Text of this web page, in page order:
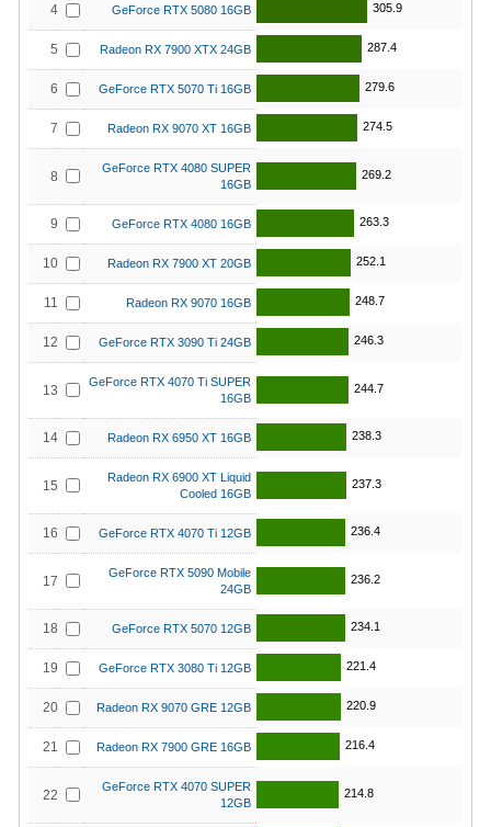
4 GeForce RTX 5080 16GB 305.9
5 Radeon RX 7900 XTX 24GB 287.4
6 GeForce RTX 5070 Ti 16GB 279.6
7 Radeon RX 9070 XT 16GB 274.5
8
GeForce RTX 4080 SUPER
16GB
269.2
9 GeForce RTX 4080 16GB 263.3
10 Radeon RX 7900 XT 20GB 252.1
11 Radeon RX 9070 16GB 248.7
12 GeForce RTX 3090 Ti 24GB 246.3
13
GeForce RTX 4070 Ti SUPER
16GB
244.7
14 Radeon RX 6950 XT 16GB 238.3
15
Radeon RX 6900 XT Liquid
Cooled 16GB
237.3
16 GeForce RTX 4070 Ti 12GB 236.4
17
GeForce RTX 5090 Mobile
24GB
236.2
18 GeForce RTX 5070 12GB 234.1
19 GeForce RTX 3080 Ti 12GB 221.4
20 Radeon RX 9070 GRE 12GB 220.9
21 Radeon RX 7900 GRE 16GB 216.4
22
GeForce RTX 4070 SUPER
12GB
214.8